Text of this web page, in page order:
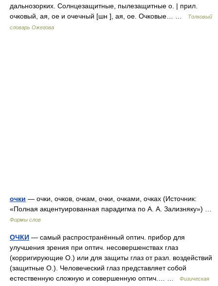
дальнозорких. Солнцезащитные, пылезащитные о. | прил.
очковый, ая, ое и очечный [шн ], ая, ое. Очковые… …
Толковый
словарь Ожегова
очки — очки, очков, очкам, очки, очками, очках (Источник:
«Полная акцентуированная парадигма по А. А. Зализняку») …
Формы слов
ОЧКИ — самый распространённый оптич. прибор для
улучшения зрения при оптич. несовершенствах глаз
(корригирующие О.) или для защиты глаз от разл. воздействий
(защитные О.). Человеческий глаз представляет собой
естественную сложную и совершенную оптич.… …
Физическая